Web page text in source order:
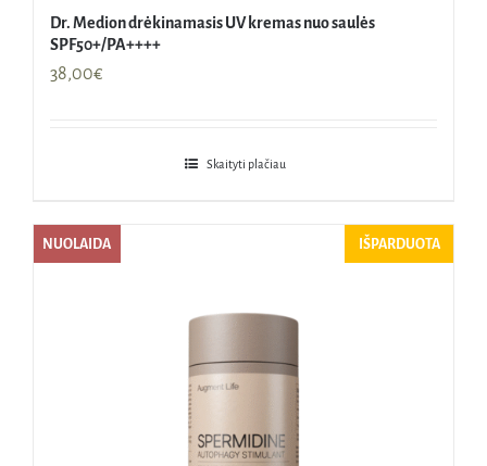
Dr. Medion drėkinamasis UV kremas nuo saulės
SPF50+/PA++++
38,00€
Skaityti plačiau
NUOLAIDA IŠPARDUOTA